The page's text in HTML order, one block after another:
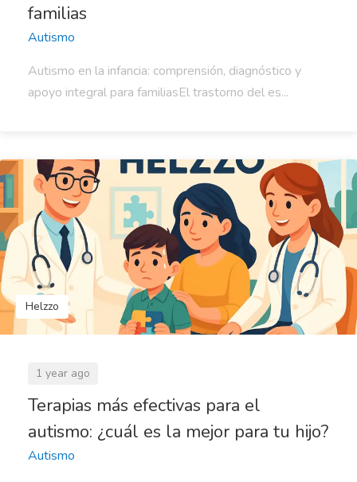
familias
Autismo
Autismo en la infancia: comprensión, diagnóstico y
apoyo integral para familiasEl trastorno del es...
Helzzo
1 year ago
Terapias más efectivas para el
autismo: ¿cuál es la mejor para tu hijo?
Autismo